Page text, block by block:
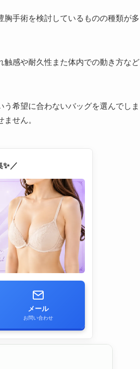
手術を検討しているものの種類が多
触感や耐久性また体内での動き方など
希望に合わないバッグを選んでしま
せん。
／
メール
お問い合わせ